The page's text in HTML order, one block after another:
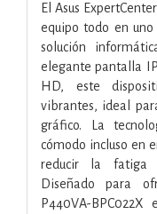
El Asus
equipo todo en uno
solución
elegante pantalla
HD, este
vibrantes, ideal
gráfico. La
cómodo incluso en
reducir la fatiga
Diseñado para
P440VA-